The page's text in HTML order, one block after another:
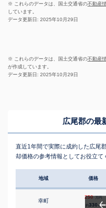
※ これらのデータは、国土交通省の不動産
しています。
データ更新日: 2025年10月29日
※ これらのデータは、国土交通省の不動産
が作成しています。
データ更新日: 2025年10月29日
広尾郡の最
直近1年間で実際に成約した広尾
却価格の参考情報としてお役立て
地域 価格
幸町
250 万円
約330 ㎡